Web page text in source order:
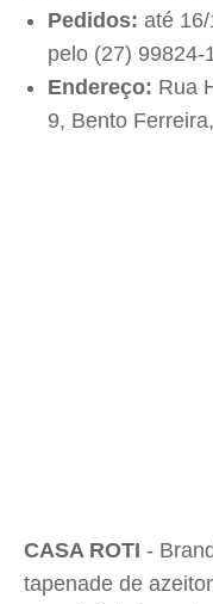
Pedidos: até
pelo (27) 99824-
Endereço: Rua
9, Bento
CASA ROTI -
tapenade de